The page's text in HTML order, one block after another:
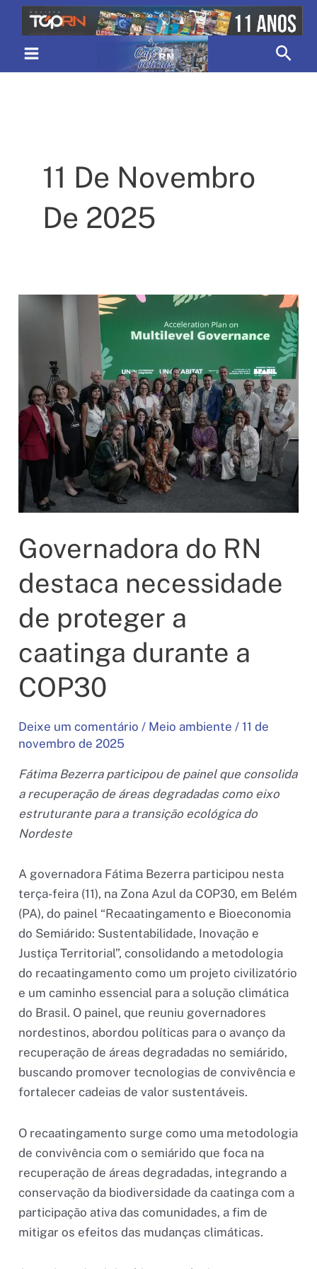
conteúdo
11 De Novembro
De 2025
Governadora do RN
destaca necessidade
de proteger a
caatinga durante a
COP30
Deixe um comentário / Meio ambiente /11 de
novembro de 2025
Fátima Bezerra participou de painel que consolida
a recuperação de áreas degradadas como eixo
estruturante para a transição ecológica do
Nordeste
A governadora Fátima Bezerra participou nesta
terça-feira (11), na Zona Azul da COP30, em Belém
(PA), do painel “Recaatingamento e Bioeconomia
do Semiárido: Sustentabilidade, Inovação e
Justiça Territorial”, consolidando a metodologia
do recaatingamento como um projeto civilizatório
e um caminho essencial para a solução climática
do Brasil. O painel, que reuniu governadores
nordestinos, abordou políticas para o avanço da
recuperação de áreas degradadas no semiárido,
buscando promover tecnologias de convivência e
fortalecer cadeias de valor sustentáveis.
O recaatingamento surge como uma metodologia
de convivência com o semiárido que foca na
recuperação de áreas degradadas, integrando a
conservação da biodiversidade da caatinga com a
participação ativa das comunidades, a fim de
mitigar os efeitos das mudanças climáticas.